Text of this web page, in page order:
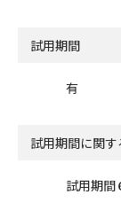
試用期間
有
試用期間に関
試用期間